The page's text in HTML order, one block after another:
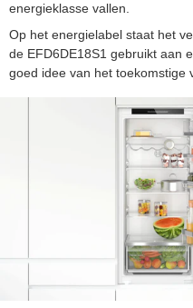
energieklasse vallen.
Op het energielabel staat het
de EFD6DE18S1 gebruikt aan
goed idee van het toekomstige